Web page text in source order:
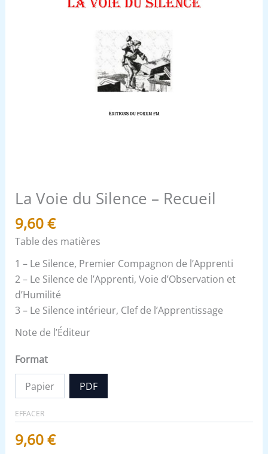
La Voie du Silence – Recueil
9,60€
Table des matières
1 – Le Silence, Premier Compagnon de l’Apprenti
2 – Le Silence de l’Apprenti, Voie d’Observation et
d’Humilité
3 – Le Silence intérieur, Clef de l’Apprentissage
Note de l’Éditeur
Format
Papier PDF
EFFACER
9,60€